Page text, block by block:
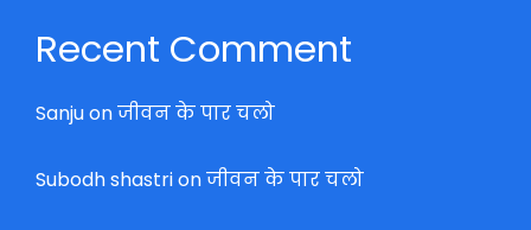
Recent Comment
Sanjuonजीवन के पार चलो
Subodh shastrionजीवन के पार चलो